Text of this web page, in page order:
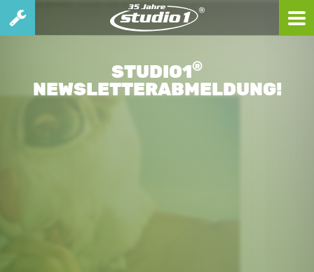
STUDIO1®
NEWSLETTERABMELDUNG!